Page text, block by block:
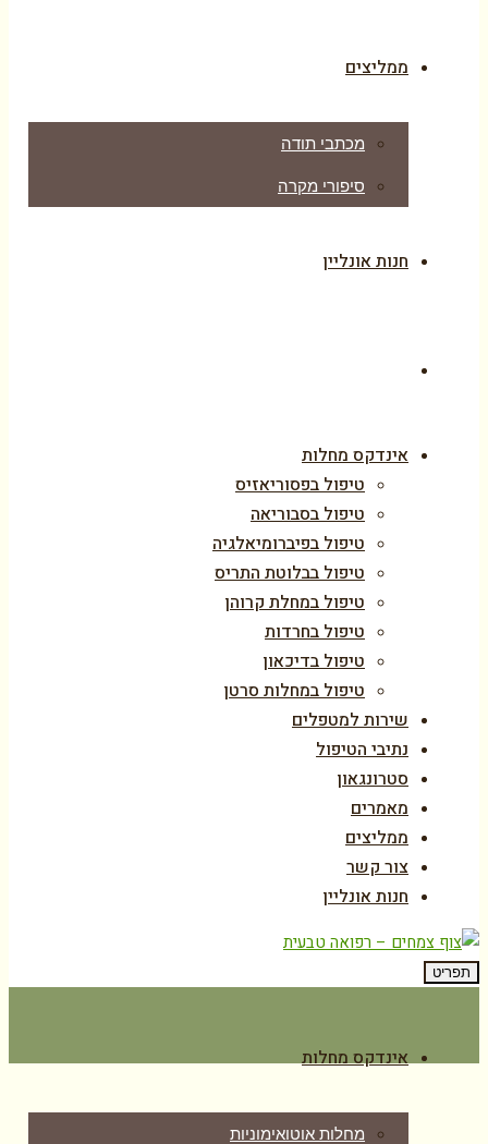
ממליצים
מכתבי תודה
סיפורי מקרה
חנות אונליין
אינדקס מחלות
טיפול בפסוריאזיס
טיפול בסבוריאה
טיפול בפיברומיאלגיה
טיפול בבלוטת התריס
טיפול במחלת קרוהן
טיפול בחרדות
טיפול בדיכאון
טיפול במחלות סרטן
שירות למטפלים
נתיבי הטיפול
סטרונגאון
מאמרים
ממליצים
צור קשר
חנות אונליין
תפריט
אינדקס מחלות
מחלות אוטואימוניות